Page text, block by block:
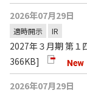
2026年07月29日
適時開示 IR
2027年３月期 第１
366KB]
2026年07月29日